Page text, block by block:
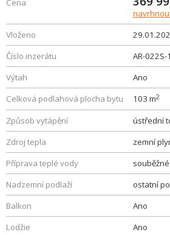
Cena
Vloženo
Číslo inzerátu
AR-
Výtah
Ano
Celková podlahová plocha bytu
103 m2
Způsob vytápění
ústřední
Zdroj tepla
zemní
Příprava teplé vody
Nadzemní podlaží
ostatní
Balkon
Ano
Lodžie
Ano